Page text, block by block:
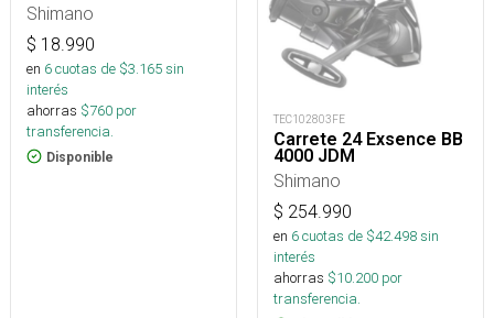
Shimano
$ 18.990
en 6cuotas de $3.165sin
interés
ahorras $760 por
transferencia.
Disponible
TEC102803FE
Carrete 24 Exsence BB
4000 JDM
Shimano
$ 254.990
en 6cuotas de $42.498sin
interés
ahorras $10.200 por
transferencia.